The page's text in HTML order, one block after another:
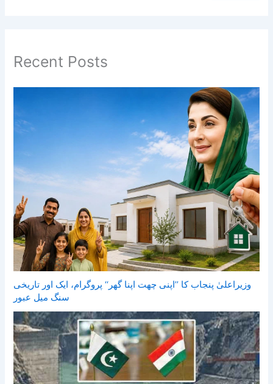
Recent Posts
وزیراعلیٰ پنجاب کا ’’اپنی چھت اپنا گھر‘‘ پروگرام، ایک اور تاریخی
سنگ میل عبور